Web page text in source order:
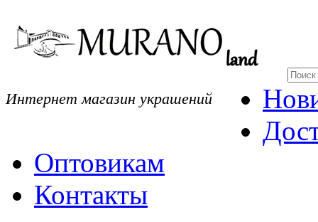
Интернет магазин украшений
Оптовикам
Контакты